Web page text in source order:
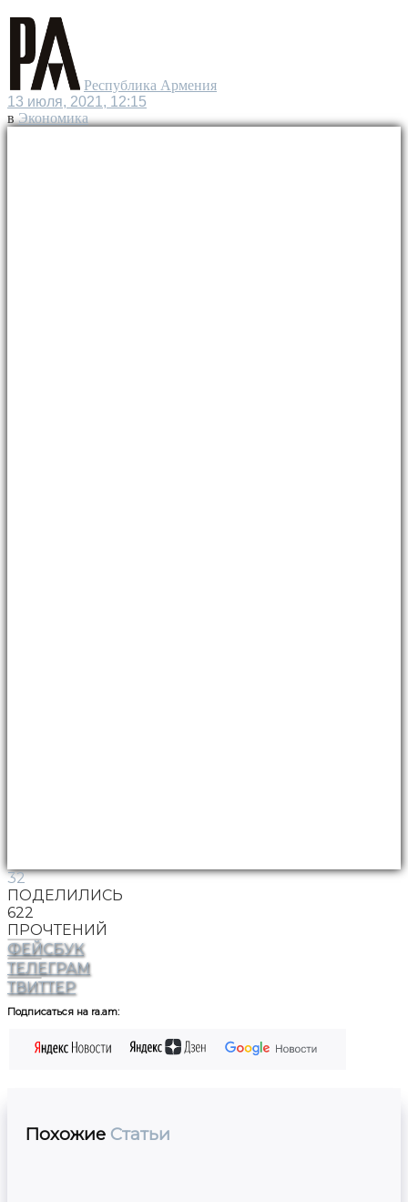
Республика Армения
13 июля, 2021, 12:15
в Экономика
32
ПОДЕЛИЛИСЬ
622
ПРОЧТЕНИЙ
ФЕЙСБУК
ТЕЛЕГРАМ
ТВИТТЕР
Подписаться на ra.am:
Похожие Статьи